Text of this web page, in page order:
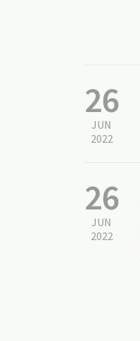
26
JUN
2022
26
JUN
2022